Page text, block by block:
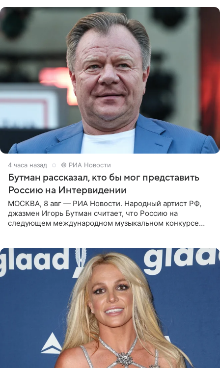
4 часа назад © РИА Новости
Бутман рассказал, кто бы мог представить
Россию на Интервидении
МОСКВА, 8 авг — РИА Новости. Народный артист РФ,
джазмен Игорь Бутман считает, что Россию на
следующем международном музыкальном конкурсе